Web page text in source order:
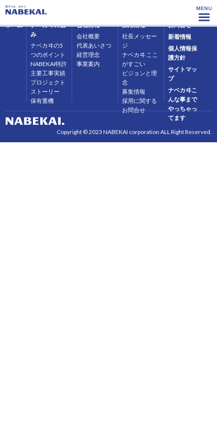
ホーム
ナベカヰの強
み
ナベカヰの5
つのポイント
NABEKAI特許
主要工事実績
プロジェクト
ストーリー
保有重機
会社情報
会社概要
代表あいさつ
経営理念
事業案内
採用情報
社長メッセー
ジ
ナベカヰ ここ
がすごい
ビジョンと理
念
募集情報
採用に関する
お問合せ
お問合せ
新着情報
個人情報保
護方針
サイトマッ
プ
ナベカヰこ
んな事まで
やっちゃっ
てます
Copyright © 2023 NABEKAI corporation ALL Right Reserved.